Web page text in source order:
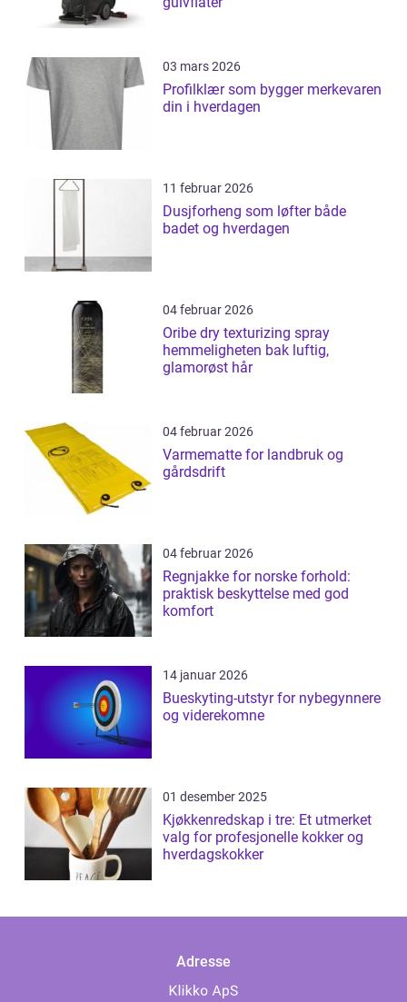
03 mars 2026
Profilklær som bygger merkevaren
din i hverdagen
11 februar 2026
Dusjforheng som løfter både
badet og hverdagen
04 februar 2026
Oribe dry texturizing spray
hemmeligheten bak luftig,
glamorøst hår
04 februar 2026
Varmematte for landbruk og
gårdsdrift
04 februar 2026
Regnjakke for norske forhold:
praktisk beskyttelse med god
komfort
14 januar 2026
Bueskyting-utstyr for nybegynnere
og viderekomne
01 desember 2025
Kjøkkenredskap i tre: Et utmerket
valg for profesjonelle kokker og
hverdagskokker
Adresse